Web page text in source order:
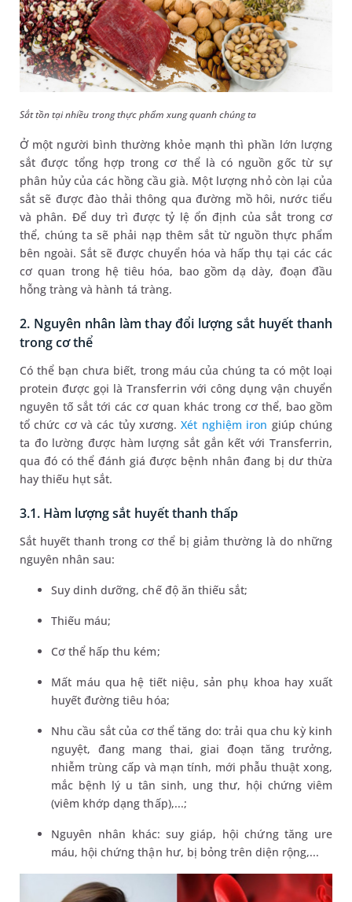
Sắt tồn tại nhiều trong thực phẩm xung quanh chúng ta
Ở một người bình thường khỏe mạnh thì phần lớn lượng
sắt được tổng hợp trong cơ thể là có nguồn gốc từ sự
phân hủy của các hồng cầu già. Một lượng nhỏ còn lại của
sắt sẽ được đào thải thông qua đường mồ hôi, nước tiểu
và phân. Để duy trì được tỷ lệ ổn định của sắt trong cơ
thể, chúng ta sẽ phải nạp thêm sắt từ nguồn thực phẩm
bên ngoài. Sắt sẽ được chuyển hóa và hấp thụ tại các các
cơ quan trong hệ tiêu hóa, bao gồm dạ dày, đoạn đầu
hỗng tràng và hành tá tràng.
2. Nguyên nhân làm thay đổi lượng sắt huyết thanh
trong cơ thể
Có thể bạn chưa biết, trong máu của chúng ta có một loại
protein được gọi là Transferrin với công dụng vận chuyển
nguyên tố sắt tới các cơ quan khác trong cơ thể, bao gồm
tổ chức cơ và các tủy xương.Xét nghiệm iron giúp chúng
ta đo lường được hàm lượng sắt gắn kết với Transferrin,
qua đó có thể đánh giá được bệnh nhân đang bị dư thừa
hay thiếu hụt sắt.
3.1. Hàm lượng sắt huyết thanh thấp
Sắt huyết thanh trong cơ thể bị giảm thường là do những
nguyên nhân sau:
Suy dinh dưỡng, chế độ ăn thiếu sắt;
Thiếu máu;
Cơ thể hấp thu kém;
Mất máu qua hệ tiết niệu, sản phụ khoa hay xuất
huyết đường tiêu hóa;
Nhu cầu sắt của cơ thể tăng do: trải qua chu kỳ kinh
nguyệt, đang mang thai, giai đoạn tăng trưởng,
nhiễm trùng cấp và mạn tính, mới phẫu thuật xong,
mắc bệnh lý u tân sinh, ung thư, hội chứng viêm
(viêm khớp dạng thấp),...;
Nguyên nhân khác: suy giáp, hội chứng tăng ure
máu, hội chứng thận hư, bị bỏng trên diện rộng,...